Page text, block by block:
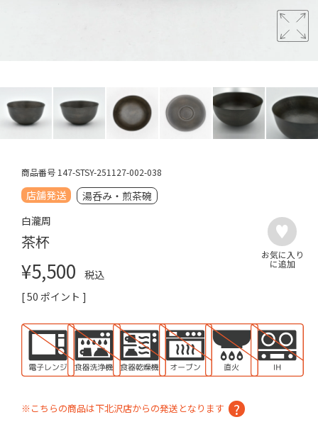
商品番号 147-STSY-251127-002-038
店舗発送
湯呑み・煎茶碗
白瀧周
茶杯
¥5,500
税込
[50 ポイント ]
※こちらの商品は下北沢店からの発送となります